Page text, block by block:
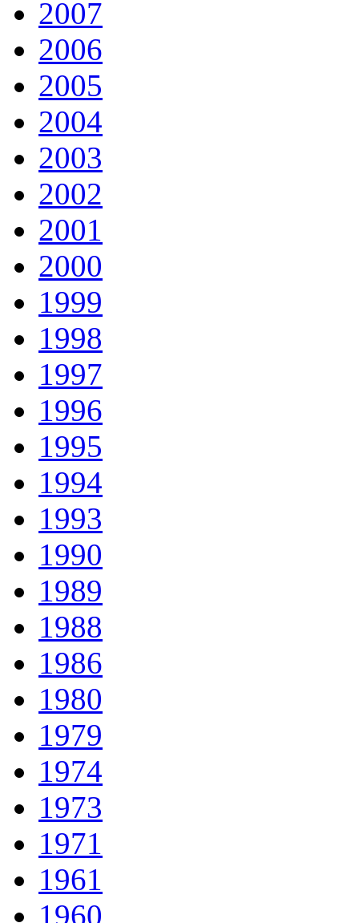
2007
2006
2005
2004
2003
2002
2001
2000
1999
1998
1997
1996
1995
1994
1993
1990
1989
1988
1986
1980
1979
1974
1973
1971
1961
1960